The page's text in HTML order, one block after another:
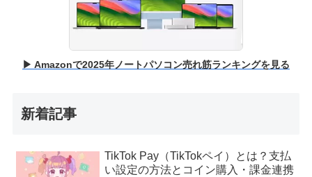
▶ Amazonで2025年ノートパソコン売れ筋ランキングを見る
新着記事
TikTok Pay（TikTokペイ）とは？支払
い設定の方法とコイン購入・課金連携